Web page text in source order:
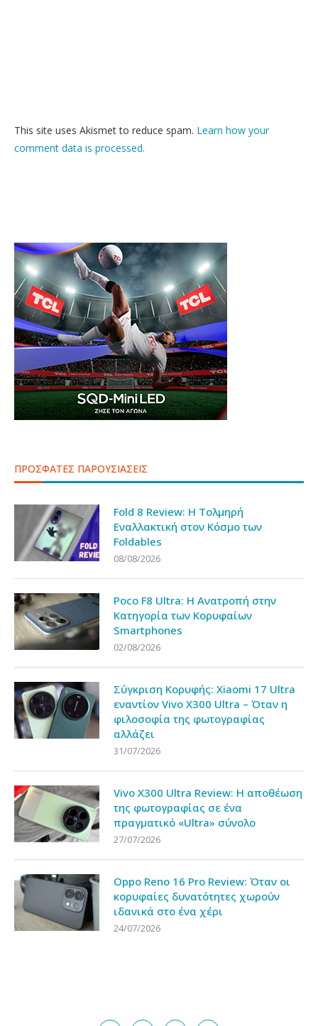
This site uses Akismet to reduce spam. Learn how your
comment data is processed.
ΠΡΟΣΦΑΤΕΣ ΠΑΡΟΥΣΙΑΣΕΙΣ
Fold 8 Review: Η Τολμηρή
Εναλλακτική στον Κόσμο των
Foldables
08/08/2026
Poco F8 Ultra: Η Ανατροπή στην
Κατηγορία των Κορυφαίων
Smartphones
02/08/2026
Σύγκριση Κορυφής: Xiaomi 17 Ultra
εναντίον Vivo X300 Ultra – Όταν η
φιλοσοφία της φωτογραφίας
αλλάζει
31/07/2026
Vivo X300 Ultra Review: Η αποθέωση
της φωτογραφίας σε ένα
πραγματικό «Ultra» σύνολο
27/07/2026
Oppo Reno 16 Pro Review: Όταν οι
κορυφαίες δυνατότητες χωρούν
ιδανικά στο ένα χέρι
24/07/2026